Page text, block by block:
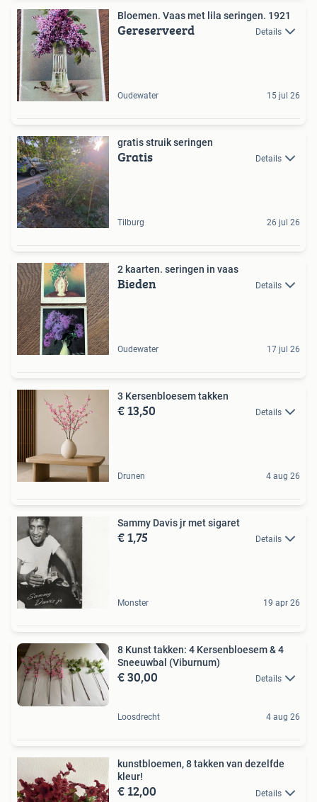
Bloemen. Vaas met lila seringen. 1921
Gereserveerd Details
Oudewater 15 jul 26
gratis struik seringen
Gratis Details
Tilburg 26 jul 26
2 kaarten. seringen in vaas
Bieden Details
Oudewater 17 jul 26
3 Kersenbloesem takken
€ 13,50 Details
Drunen 4 aug 26
Sammy Davis jr met sigaret
€ 1,75 Details
Monster 19 apr 26
8 Kunst takken: 4 Kersenbloesem & 4
Sneeuwbal (Viburnum)
€ 30,00 Details
Loosdrecht 4 aug 26
kunstbloemen, 8 takken van dezelfde
kleur!
€ 12,00 Details